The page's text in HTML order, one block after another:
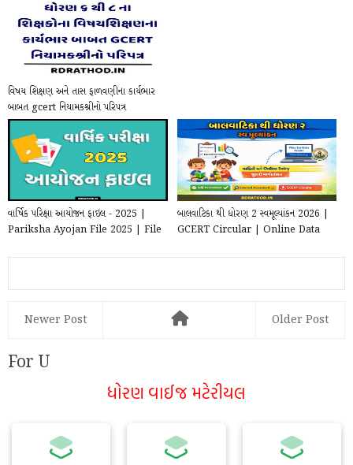
વિષય શિક્ષણ અને તાસ ફાળવણીના કાર્યભાર
બાબત gcert નિયામકશ્રીનો પરિપત્ર
વાર્ષિક પરિક્ષા આયોજન ફાઇલ - 2025 |
Pariksha Ayojan File 2025 | File
બાલવાટિકા થી ધોરણ 2 સ્વમૂલ્યાંકન 2026 |
GCERT Circular | Online Data
Newer Post Older Post
For U
ધોરણ વાઈજ મટેરીયલ